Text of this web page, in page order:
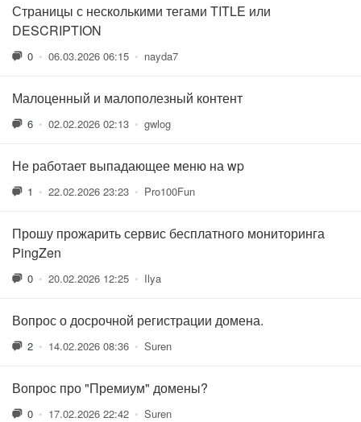
Страницы с несколькими тегами TITLE или
DESCRIPTION
0 • 06.03.2026 06:15 • nayda7
Малоценный и малополезный контент
6 • 02.02.2026 02:13 • gwlog
Не работает выпадающее меню на wp
1 • 22.02.2026 23:23 • Pro100Fun
Прошу прожарить сервис бесплатного мониторинга
PingZen
0 • 20.02.2026 12:25 • Ilya
Вопрос о досрочной регистрации домена.
2 • 14.02.2026 08:36 • Suren
Вопрос про "Премиум" домены?
0 • 17.02.2026 22:42 • Suren